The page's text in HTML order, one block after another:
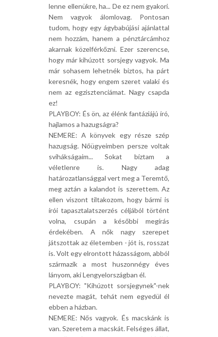
lenne ellenükre, ha... De ez nem gyakori.
Nem vagyok álomlovag. Pontosan
tudom, hogy egy ágybabújási ajánlattal
nem hozzám, hanem a pénztárcámhoz
akarnak közelférkőzni. Ezer szerencse,
hogy már kihúzott sorsjegy vagyok. Ma
már sohasem lehetnék biztos, ha párt
keresnék, hogy engem szeret valaki és
nem az egzisztenciámat. Nagy csapda
ez!
PLAYBOY: És ön, az élénk fantáziájú író,
hajlamos a hazugságra?
NEMERE: A könyvek egy része szép
hazugság. Nőügyeimben persze voltak
svihákságaim... Sokat bíztam a
véletlenre is. Nagy adag
határozatlansággal vert meg a Teremtő,
meg aztán a kalandot is szerettem. Az
ellen viszont tiltakozom, hogy bármi is
írói tapasztalatszerzés céljából történt
volna, csupán a későbbi megírás
érdekében. A nők nagy szerepet
játszottak az életemben - jót is, rosszat
is. Volt egy elrontott házasságom, abból
származik a most huszonnégy éves
lányom, aki Lengyelországban él.
PLAYBOY: "Kihúzott sorsjegynek"-nek
nevezte magát, tehát nem egyedül él
ebben a házban.
NEMERE: Nős vagyok. És macskánk is
van. Szeretem a macskát. Felséges állat,